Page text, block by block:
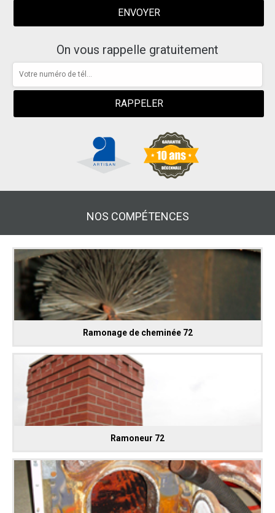
On vous rappelle gratuitement
NOS COMPÉTENCES
Ramonage de cheminée 72
Ramoneur 72